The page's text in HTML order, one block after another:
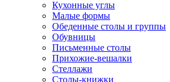
Кухонные углы
Малые формы
Обеденные столы и группы
Обувницы
Письменные столы
Прихожие-вешалки
Стеллажи
Столы-книжки